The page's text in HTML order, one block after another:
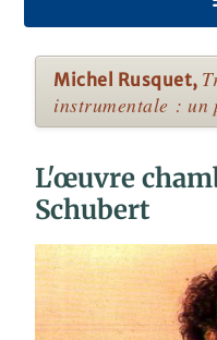
Michel Rusquet,
instrumentale : un
L'œuvre
Schubert